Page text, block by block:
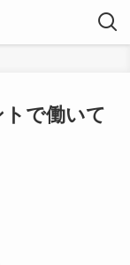
で働いて